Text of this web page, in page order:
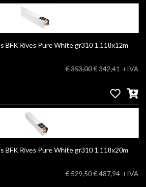
Canson Infinity Arches BFK Rives Pure White gr310 1.118x12m
€ 353,00€ 342,41 +IVA
Canson Infinity Arches BFK Rives Pure White gr310 1.118x20m
€ 529,50€ 487,94 +IVA